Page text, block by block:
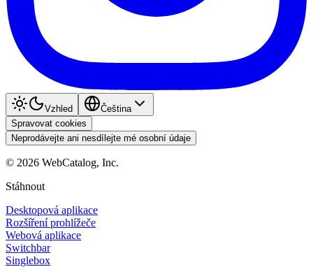
Vzhled
Čeština
Spravovat cookies
Neprodávejte ani nesdílejte mé osobní údaje
© 2026 WebCatalog, Inc.
Stáhnout
Desktopová aplikace
Rozšíření prohlížeče
Webová aplikace
Switchbar
Singlebox